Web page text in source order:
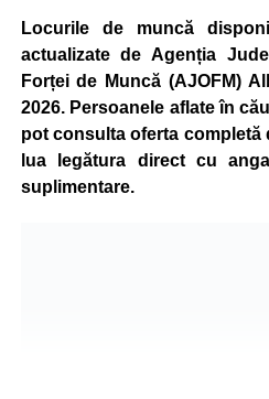
agenția teritorială de care
căutarea unui loc de muncă.
Lista publicată de AJOFM
denumirea posturilor
contact ale angajatorilor,
adrese de e-mail, pentru ca
Locurile de muncă
actualizate de Agenția
Forței de Muncă (AJOFM)
2026. Persoanele aflate în
pot consulta oferta
lua legătura direct cu
suplimentare.